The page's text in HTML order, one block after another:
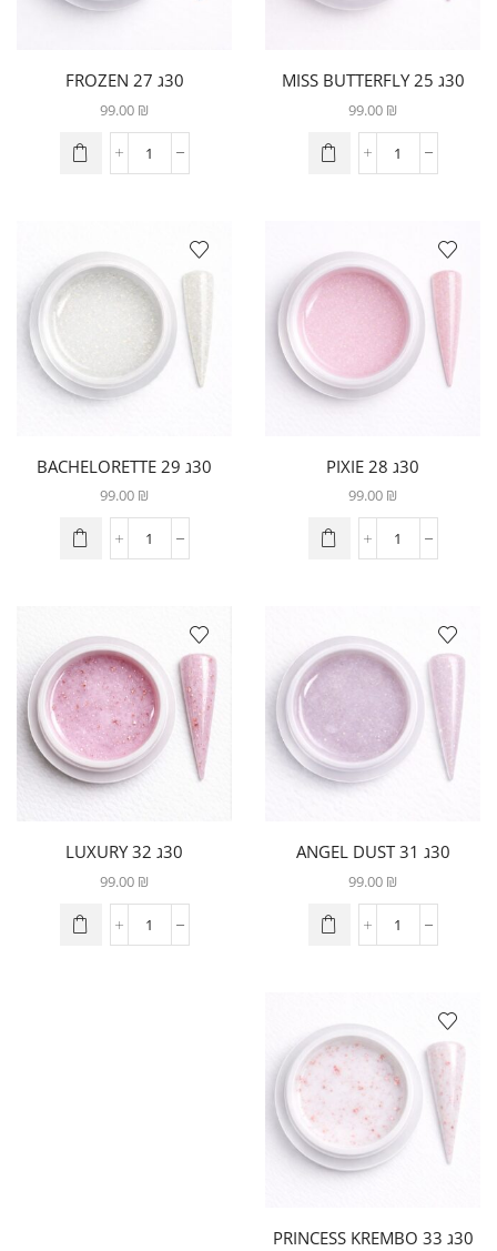
30ג 25 MISS BUTTERFLY
99.00 ₪
30ג 27 FROZEN
99.00 ₪
30ג 28 PIXIE
99.00 ₪
30ג 29 BACHELORETTE
99.00 ₪
30ג 31 ANGEL DUST
99.00 ₪
30ג 32 LUXURY
99.00 ₪
30ג 33 PRINCESS KREMBO